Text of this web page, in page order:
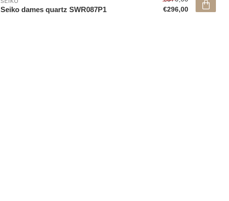
Seiko dames quartz SWR087P1
€296,00